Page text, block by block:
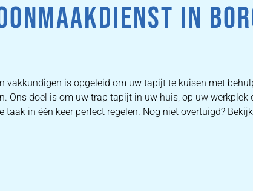
IN
vakkundigen is opgeleid om uw tapijt te kuisen met
Ons doel is om uw trap tapijt in uw huis, op uw
in één keer perfect regelen. Nog niet overtuigd?